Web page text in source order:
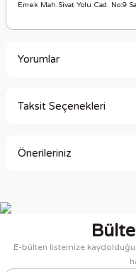
Emek Mah.Sivat Yolu Cad. No:9
Yorumlar
Taksit Seçenekleri
Önerileriniz
Görüş ve önerileriniz için
Ürün resmi kalitesiz,
E-bülten listemize